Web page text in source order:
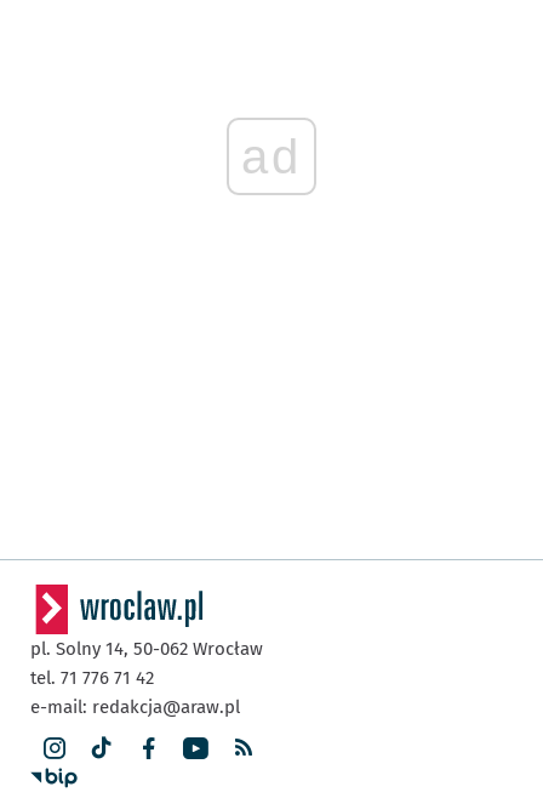
ad
pl. Solny 14, 50-062 Wrocław
tel. 71 776 71 42
e-mail: redakcja@araw.pl